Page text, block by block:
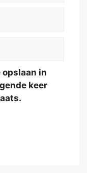
opslaan in
keer